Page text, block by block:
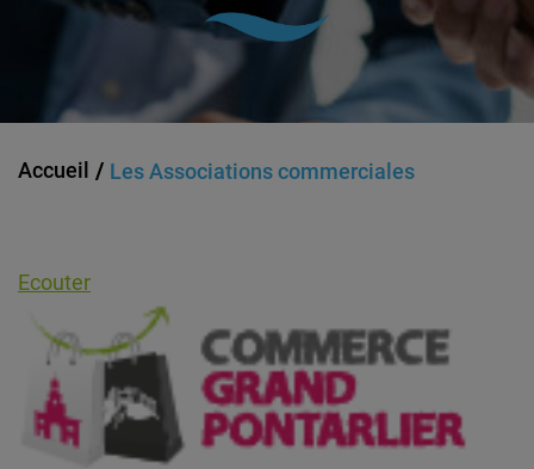
Accueil Les Associations commerciales
Ecouter